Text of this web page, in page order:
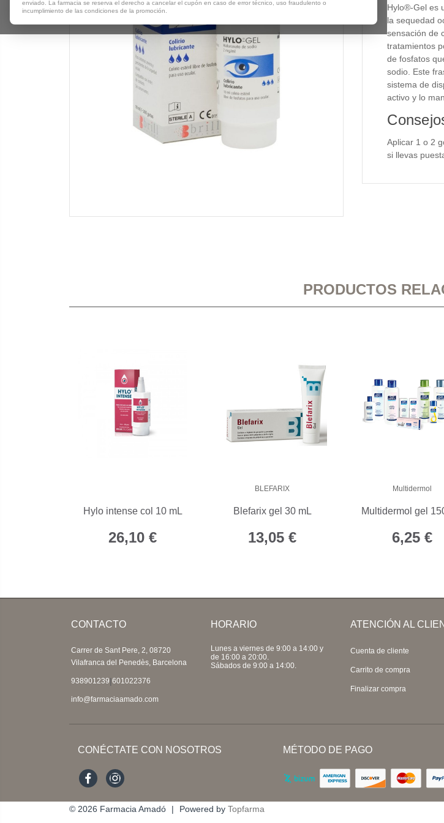
Hylo®-Gel es
la sequedad
sensación de
tratamientos
de fosfatos
sodio. Este
sistema de
activo y lo
Aplicar 1 o 2
si llevas
PRODUCTOS
Hylo intense col 10 mL
26,10 €
BLEFARIX
Blefarix gel 30 mL
13,05 €
Multidermol
Multidermol gel
6,25 €
CONTACTO
Carrer de Sant Pere, 2, 08720
Vilafranca del Penedès, Barcelona
938901239|601022376
info@farmaciaamado.com
HORARIO
Lunes a viernes de 9:00 a 14:00 y
de 16:00 a 20:00.
Sábados de 9:00 a 14:00.
ATENCIÓN AL
Cuenta de cliente
Carrito de compra
Finalizar compra
CONÉCTATE CON NOSOTROS
FacebookInstagram
MÉTODO DE PAGO
© 2026 Farmacia Amadó | Powered by Topfarma
enviado. La farmacia se reserva el derecho a cancelar el cupón en caso de error técnico, uso fraudulento o
incumplimiento de las condiciones de la promoción.